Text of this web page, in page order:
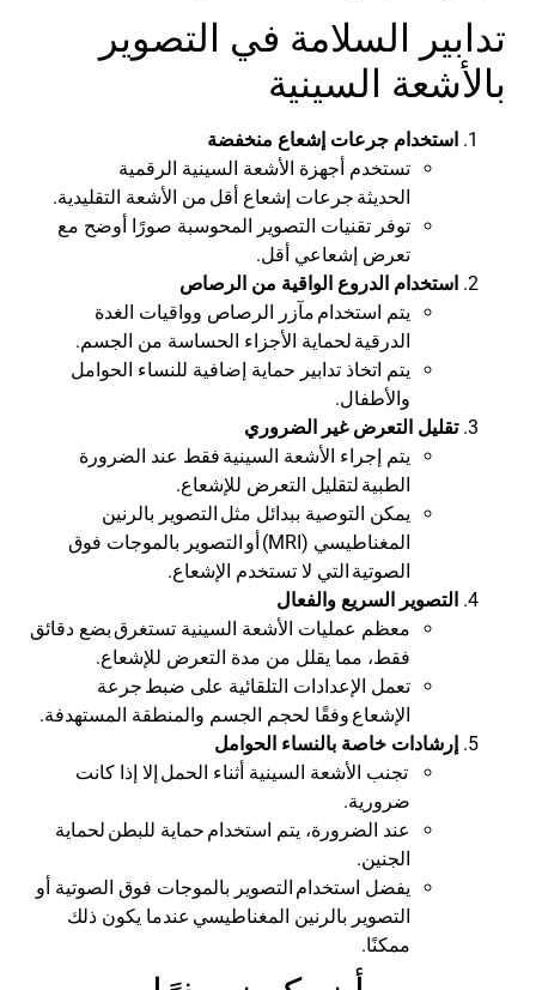
تدابير السلامة في التصوير
بالأشعة السينية
استخدام جرعات إشعاع منخفضة
تستخدم أجهزة الأشعة السينية الرقمية
الحديثة جرعات إشعاع أقل من الأشعة التقليدية.
توفر تقنيات التصوير المحوسبة صورًا أوضح مع
تعرض إشعاعي أقل.
استخدام الدروع الواقية من الرصاص
يتم استخدام مآزر الرصاص وواقيات الغدة
الدرقية لحماية الأجزاء الحساسة من الجسم.
يتم اتخاذ تدابير حماية إضافية للنساء الحوامل
والأطفال.
تقليل التعرض غير الضروري
يتم إجراء الأشعة السينية فقط عند الضرورة
الطبية لتقليل التعرض للإشعاع.
يمكن التوصية ببدائل مثل التصوير بالرنين
المغناطيسي (MRI) أو التصوير بالموجات فوق
الصوتية التي لا تستخدم الإشعاع.
التصوير السريع والفعال
معظم عمليات الأشعة السينية تستغرقبضع دقائق
فقط، مما يقلل من مدة التعرض للإشعاع.
تعمل الإعدادات التلقائية على ضبط جرعة
الإشعاع وفقًا لحجم الجسم والمنطقة المستهدفة.
إرشادات خاصة بالنساء الحوامل
تجنب الأشعة السينية أثناء الحمل إلا إذا كانت
ضرورية.
عند الضرورة، يتم استخدام حماية للبطن لحماية
الجنين.
يفضل استخدام التصوير بالموجات فوق الصوتية أو
التصوير بالرنين المغناطيسي عندما يكون ذلك
ممكنًا.